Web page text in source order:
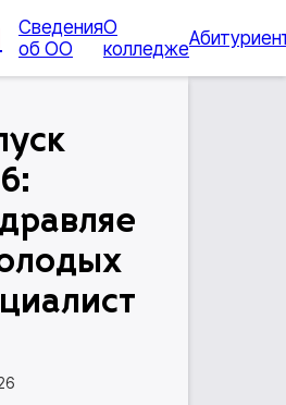
Сведения
об ОО
О
колледже